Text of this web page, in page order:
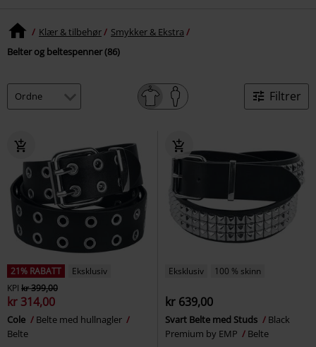
Klær & tilbehør
Smykker & Ekstra
Belter og beltespenner (86)
Filtrer
21% RABATT
Eksklusiv
KPI kr 399,00
kr 314,00
Cole
Belte med hullnagler
Belte
Eksklusiv 100 % skinn
kr 639,00
Svart Belte med Studs
Black
Premium by EMP
Belte